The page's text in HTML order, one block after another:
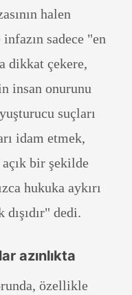
halen
sadece "en
dikkat çekere,
insan onurunu
suçları
idam etmek,
bir şekilde
hukuka aykırı
dışıdır" dedi.
azınlıkta
özellikle